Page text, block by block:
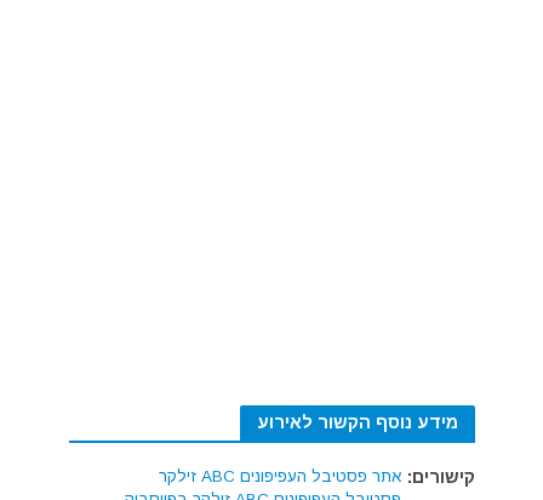
מידע נוסף הקשור לאירוע
קישורים: אתר פסטיבל העפיפונים ABC זילקר